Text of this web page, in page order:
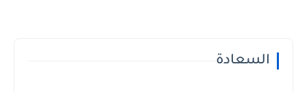
السعادة